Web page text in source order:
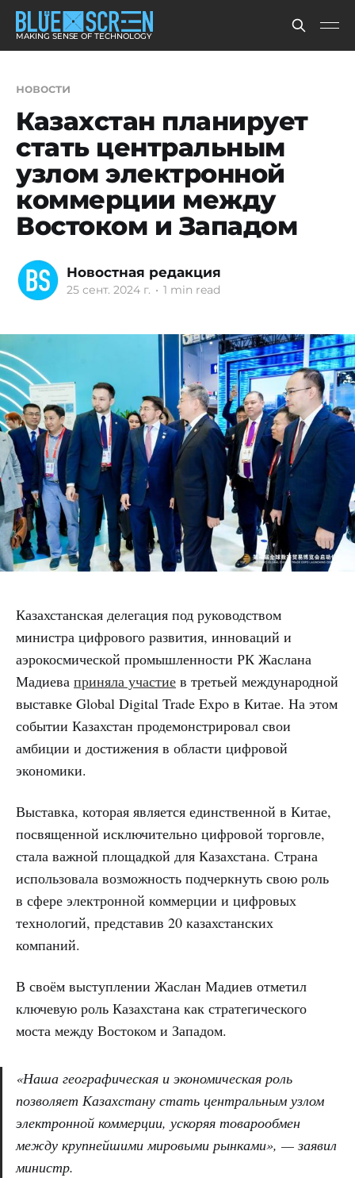
MAKING SENSE OF TECHNOLOGY
новости
Казахстан планирует
стать центральным
узлом электронной
коммерции между
Востоком и Западом
Новостная редакция
25 сент. 2024 г. • 1 min read
Казахстанская делегация под руководством
министра цифрового развития, инноваций и
аэрокосмической промышленности РК Жаслана
Мадиева приняла участие в третьей международной
выставке Global Digital Trade Expo в Китае. На этом
событии Казахстан продемонстрировал свои
амбиции и достижения в области цифровой
экономики.
Выставка, которая является единственной в Китае,
посвященной исключительно цифровой торговле,
стала важной площадкой для Казахстана. Страна
использовала возможность подчеркнуть свою роль
в сфере электронной коммерции и цифровых
технологий, представив 20 казахстанских
компаний.
В своём выступлении Жаслан Мадиев отметил
ключевую роль Казахстана как стратегического
моста между Востоком и Западом.
«Наша географическая и экономическая роль
позволяет Казахстану стать центральным узлом
электронной коммерции, ускоряя товарообмен
между крупнейшими мировыми рынками», — заявил
министр.